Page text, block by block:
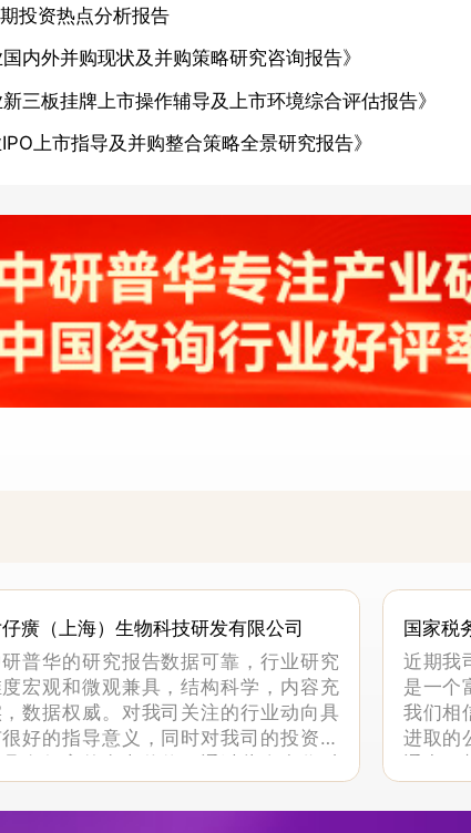
投资热点分析报告
内外并购现状及并购策略研究咨询报告》
三板挂牌上市操作辅导及上市环境综合评估报告》
上市指导及并购整合策略全景研究报告》
仔癀（上海）生物科技研发有限公司
研普华的研究报告数据可靠，行业研究
宏观和微观兼具，结构科学，内容充
，数据权威。对我司关注的行业动向具
好的指导意义，同时对我司的投资决
司“一体化”服务和行业报告质量均满
祝愿贵司继续...
国家税
科
近期我
是一个
我们相
进取的
现了良
以后的